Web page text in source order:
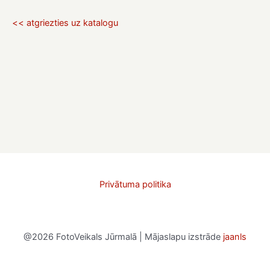
<< atgriezties uz katalogu
Privātuma politika
@2026 FotoVeikals Jūrmalā | Mājaslapu izstrāde jaanls